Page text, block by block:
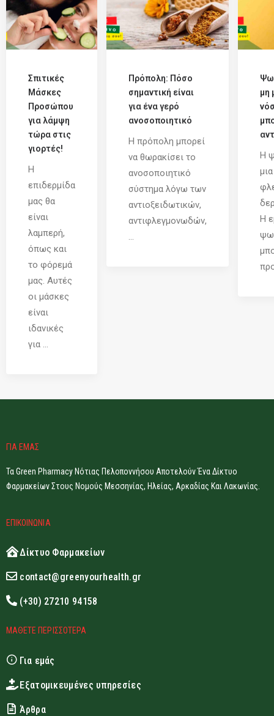
Σπιτικές
Μάσκες
Προσώπου
για λάμψη
τώρα στις
γιορτές!
Η
επιδερμίδα
μας θα
είναι
λαμπερή,
όπως και
το φόρεμά
μας. Αυτές
οι μάσκες
είναι
ιδανικές
για ...
Πρόπολη: Πόσο
σημαντική είναι
για ένα γερό
ανοσοποιητικό
Η πρόπολη μπορεί
να θωρακίσει το
ανοσοποιητικό
σύστημα λόγω των
αντιοξειδωτικών,
αντιφλεγμονωδών,
μη
Η
Η
ΓΙΑ ΕΜΑΣ
Τα Green Pharmacy Νότιας Πελοποννήσου Αποτελούν Ένα Δίκτυο
Φαρμακείων Στους Νομούς Μεσσηνίας, Ηλείας, Αρκαδίας Και Λακωνίας.
ΕΠΙΚΟΙΝΩΝΙΑ
Δίκτυο Φαρμακείων
contact@greenyourhealth.gr
(+30) 27210 94158
ΜΑΘΕΤΕ ΠΕΡΙΣΣΟΤΕΡΑ
Για εμάς
Εξατομικευμένες υπηρεσίες
Άρθρα